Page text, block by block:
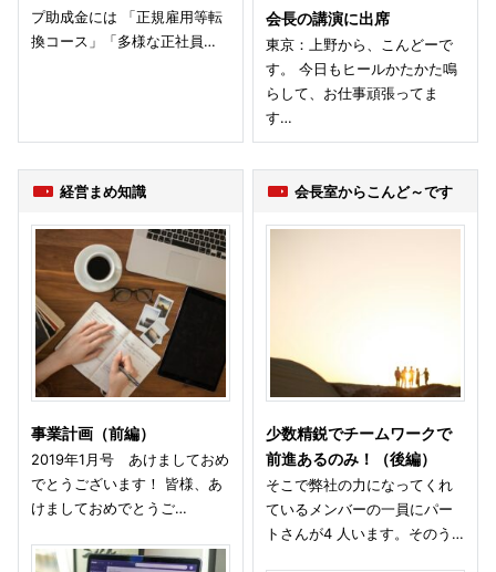
プ助成金には 「正規雇用等転
換コース」「多様な正社員…
会長の講演に出席
東京：上野から、こんどーで
す。 今日もヒールかたかた鳴
らして、お仕事頑張ってま
す…
経営まめ知識
事業計画（前編）
2019年1月号 あけましておめ
でとうございます！ 皆様、あ
けましておめでとうご…
会長室からこんど～です
少数精鋭でチームワークで
前進あるのみ！（後編）
そこで弊社の力になってくれ
ているメンバーの一員にパー
トさんが4 人います。そのう…